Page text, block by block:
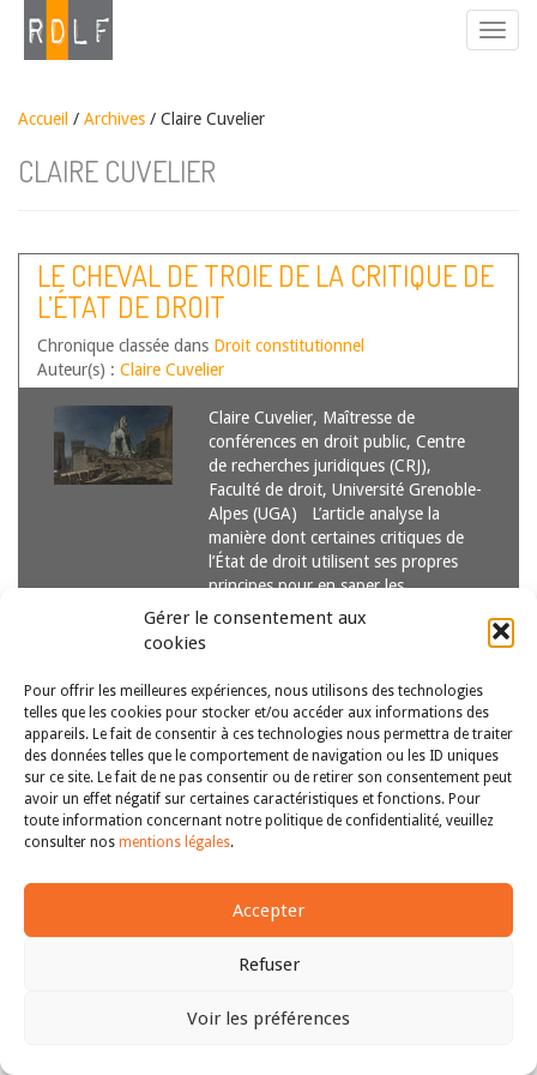
Gérer le consentement aux
cookies
Pour offrir les meilleures expériences, nous utilisons des technologies
telles que les cookies pour stocker et/ou accéder aux informations des
appareils. Le fait de consentir à ces technologies nous permettra de traiter
des données telles que le comportement de navigation ou les ID uniques
sur ce site. Le fait de ne pas consentir ou de retirer son consentement peut
avoir un effet négatif sur certaines caractéristiques et fonctions. Pour
toute information concernant notre politique de confidentialité, veuillez
consulter nos mentions légales.
Accepter
Refuser
Voir les préférences
Accueil / Archives / Claire Cuvelier
CLAIRE CUVELIER
LE CHEVAL DE TROIE DE LA CRITIQUE DE
L’ÉTAT DE DROIT
Chronique classée dans Droit constitutionnel
Auteur(s) : Claire Cuvelier
Claire Cuvelier, Maîtresse de
conférences en droit public, Centre
de recherches juridiques (CRJ),
Faculté de droit, Université Grenoble-
Alpes (UGA) L’article analyse la
manière dont certaines critiques de
l’État de droit utilisent ses propres
principes pour en saper les
fondements, agissant…
Copyright © 2011-2026Revue des droits et libertés fondamentaux
| Tous droits réservés |mentions légales